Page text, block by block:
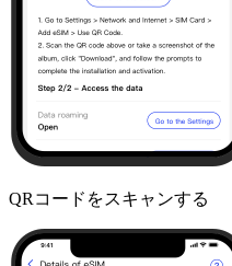
QRコードをスキャンする